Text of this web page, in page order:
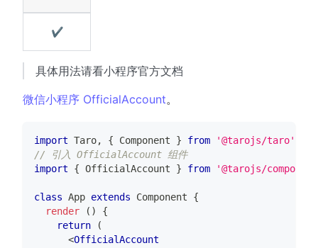
✔
具体用法请看小程序官方文档
微信小程序 OfficialAccount。
import Taro, { Component } from
'@tarojs/taro'
// 引入 OfficialAccount 组件
import
{ OfficialAccount } from '@tarojs/
class App extends Component
{
render
( )
{
return
(
<OfficialAccount